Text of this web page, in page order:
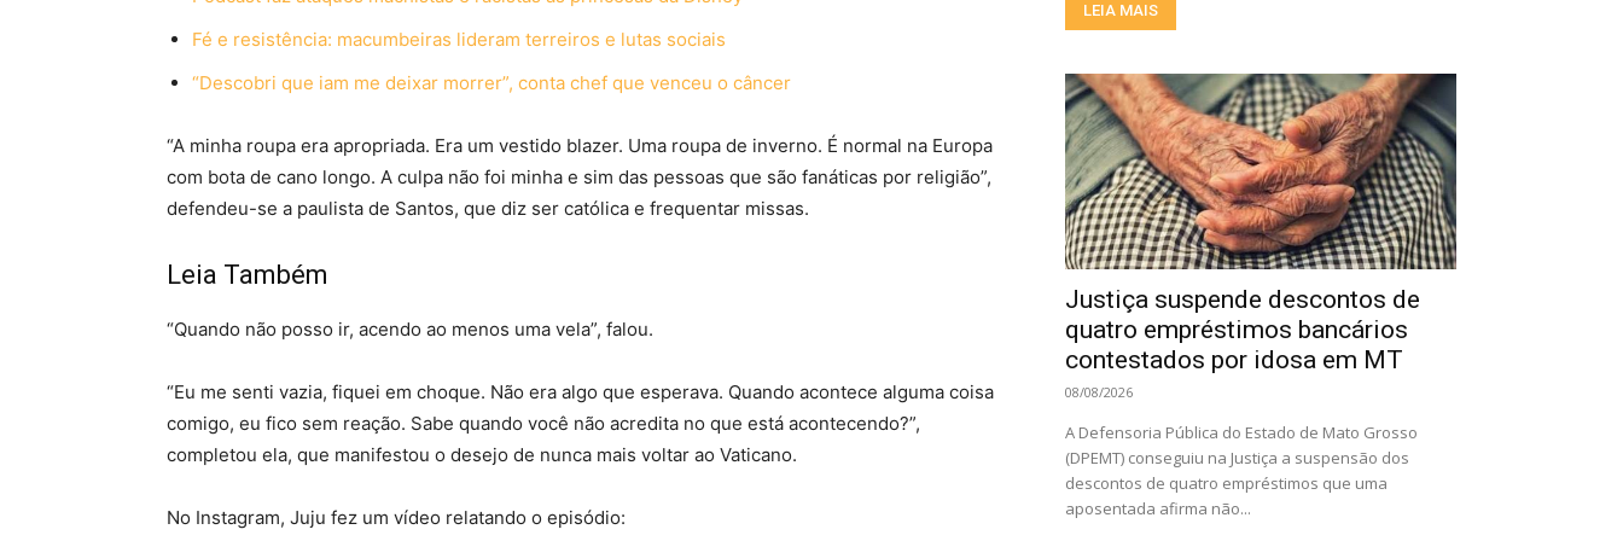
Fé e resistência: macumbeiras lideram terreiros e lutas sociais
“Descobri que iam me deixar morrer”, conta chef que venceu o câncer
“A minha roupa era apropriada. Era um vestido blazer. Uma roupa de inverno. É normal na Europa
com bota de cano longo. A culpa não foi minha e sim das pessoas que são fanáticas por religião”,
defendeu-se a paulista de Santos, que diz ser católica e frequentar missas.
Leia Também
“Quando não posso ir, acendo ao menos uma vela”, falou.
“Eu me senti vazia, fiquei em choque. Não era algo que esperava. Quando acontece alguma coisa
comigo, eu fico sem reação. Sabe quando você não acredita no que está acontecendo?”,
completou ela, que manifestou o desejo de nunca mais voltar ao Vaticano.
No Instagram, Juju fez um vídeo relatando o episódio:
LEIA MAIS
Justiça suspende descontos de
quatro empréstimos bancários
contestados por idosa em MT
08/08/2026
A Defensoria Pública do Estado de Mato Grosso
(DPEMT) conseguiu na Justiça a suspensão dos
descontos de quatro empréstimos que uma
aposentada afirma não...